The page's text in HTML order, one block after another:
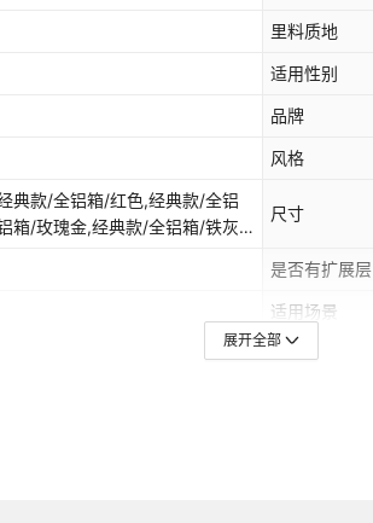
里料质地
适用性别
品牌
风格
典款/全铝箱/红色,经典款/全铝
箱/玫瑰金,经典款/全铝箱/铁灰
,经典款/全铝箱/黑+银,经典款/全
金色,直角/全铝箱/铁灰色,直
铝箱/银色,直角/全铝箱/绿色,蓝
色/复古款/加厚型,黑色/复古款/
尺寸
是否有扩展层
适用场景
加盟分销门槛
展开全部